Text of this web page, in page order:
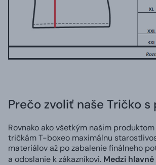
Prečo zvoliť naše Tričko
Rovnako ako všetkým našim
tričkám T-boxeo maximálnu
materiálov až po zabalenie finálneho
a odoslanie k zákazníkovi. Medzi